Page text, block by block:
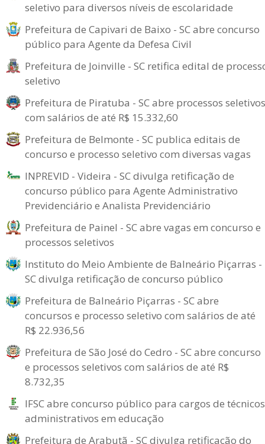
seletivo para diversos níveis de escolaridade
Prefeitura de Capivari de Baixo - SC abre concurso
público para Agente da Defesa Civil
Prefeitura de Joinville - SC retifica edital de
seletivo
Prefeitura de Piratuba - SC abre processos seletivos
com salários de até R$ 15.332,60
Prefeitura de Belmonte - SC publica editais de
concurso e processo seletivo com diversas vagas
INPREVID - Videira - SC divulga retificação de
concurso público para Agente Administrativo
Previdenciário e Analista Previdenciário
Prefeitura de Painel - SC abre vagas em concurso e
processos seletivos
Instituto do Meio Ambiente de Balneário Piçarras -
SC divulga retificação de concurso público
Prefeitura de Balneário Piçarras - SC abre
concursos e processo seletivo com salários de até
R$ 22.936,56
Prefeitura de São José do Cedro - SC abre concurso
e processos seletivos com salários de até R$
8.732,35
IFSC abre concurso público para cargos de técnicos
administrativos em educação
Prefeitura de Arabutã - SC divulga retificação do